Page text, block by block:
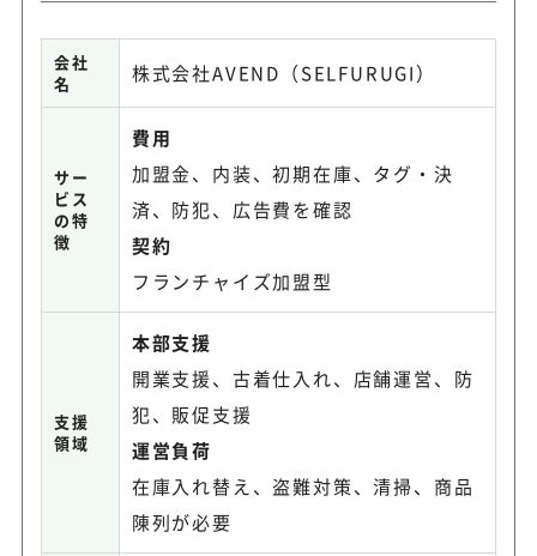
会社
名
株式会社AVEND（SELFURUGI）
サー
ビス
の特
徴
費用
加盟金、内装、初期在庫、タグ・決
済、防犯、広告費を確認
契約
フランチャイズ加盟型
支援
領域
本部支援
開業支援、古着仕入れ、店舗運営、防
犯、販促支援
運営負荷
在庫入れ替え、盗難対策、清掃、商品
陳列が必要